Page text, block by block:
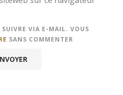
VIA E-MAIL. VOUS
SANS COMMENTER